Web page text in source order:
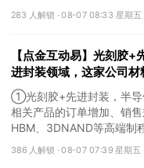
283 人解锁 ·08-07 08:33 星期五
【点金互动易】光刻胶
进封装领域，这家公司
①光刻胶+先进封装，半导
相关产品的订单增加、销
HBM、3DNAND等高端制
②华为+高速连接器，这
联产品已对接导入国内头
386 人解锁 ·08-07 07:39 星期五